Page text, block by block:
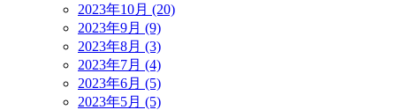
2023年10月 (20)
2023年9月 (9)
2023年8月 (3)
2023年7月 (4)
2023年6月 (5)
2023年5月 (5)